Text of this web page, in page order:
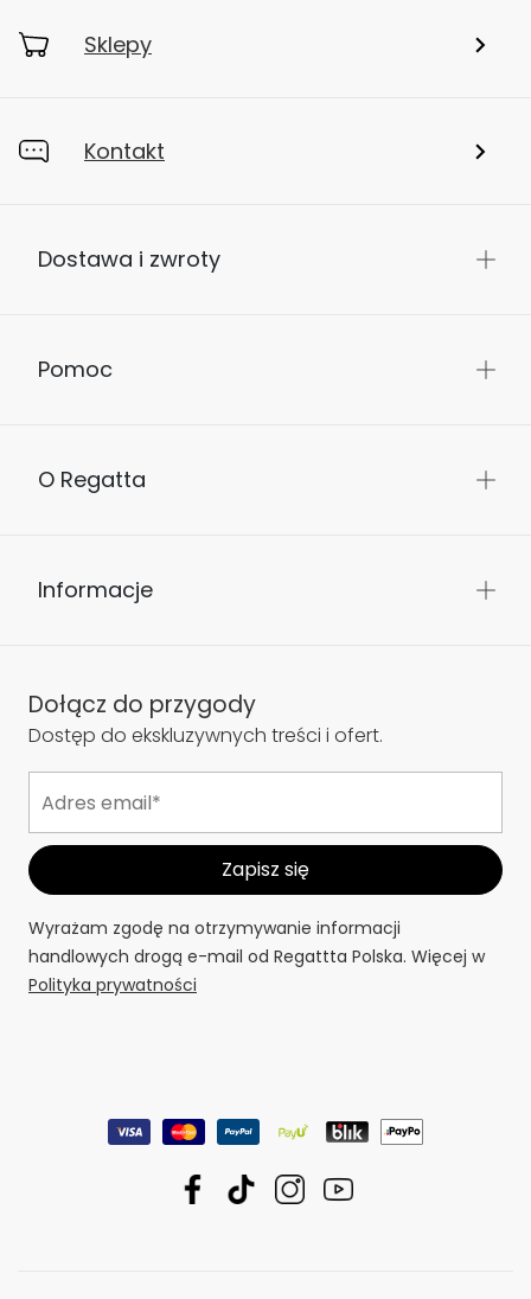
Sklepy
Kontakt
Dostawa i zwroty
Pomoc
O Regatta
Informacje
Dołącz do przygody
Dostęp do ekskluzywnych treści i ofert.
Wyrażam zgodę na otrzymywanie informacji
handlowych drogą e-mail od Regattta Polska. Więcej w
Polityka prywatności